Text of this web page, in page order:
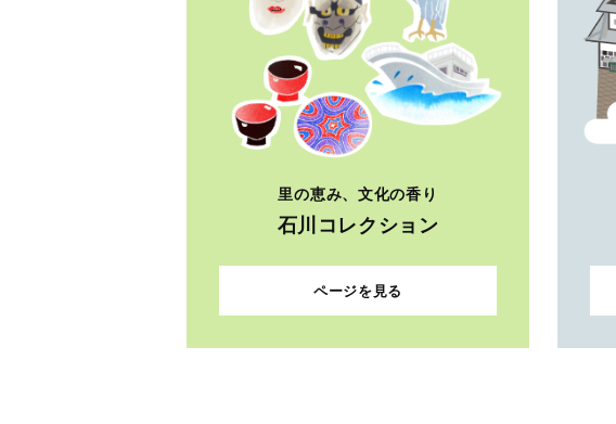
里の恵み、文化の香り
石川コレクション
ページを見る